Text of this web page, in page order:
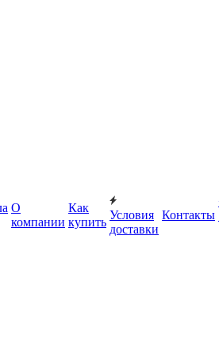
О
компании
Как
купить
Условия
доставки
Контакты